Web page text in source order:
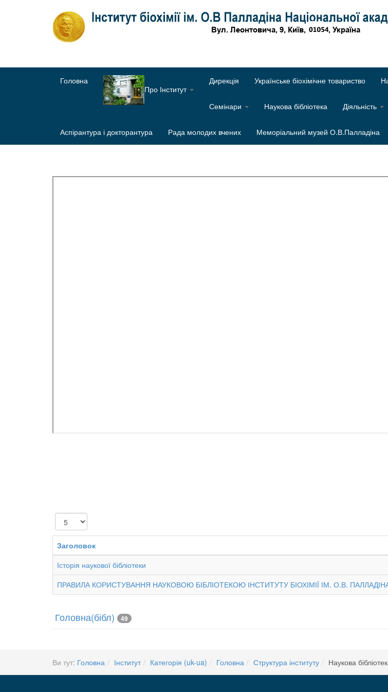
Головна
Про Інститут
Дирекція Українське біохімічне товариство
Семінари Наукова бібліотека Діяльність
Аспірантура і докторантура Рада молодих вчених Меморіальний музей О.В.Палладіна
Показувати
Заголовок
Історія наукової бібліотеки
ПРАВИЛА КОРИСТУВАННЯ НАУКОВОЮ БІБЛІОТЕКОЮ ІНСТИТУТУ БІОХІМІЇ ІМ. О.В.
Головна(бібл) 49
Ви тут: Головна Інститут Категорія (uk-ua) Головна Структура інституту Наукова